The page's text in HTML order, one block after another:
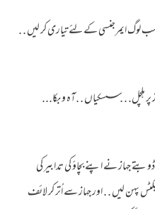
لوگ ایمرجنسی کے لئے تیاری کر لیں . .
پر ہلچل. . .سسکیاں . .آہ و بکا...
جہاز نے اپنے بچاؤ کی تدابیر کی
پہن لیں . . اور جہاز سے اُتر کر لائف